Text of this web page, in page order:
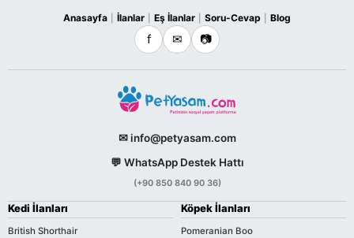
Anasayfa İlanlar Eş İlanlar Soru-Cevap Blog
f ✉ 📷
✉ info@petyasam.com
💬 WhatsApp Destek Hattı
(+90 850 840 90 36)
Kedi İlanları
British Shorthair
Köpek İlanları
Pomeranian Boo